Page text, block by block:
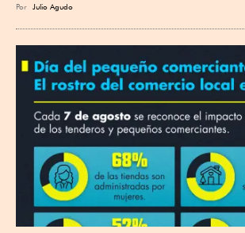
Por Julio Agudo